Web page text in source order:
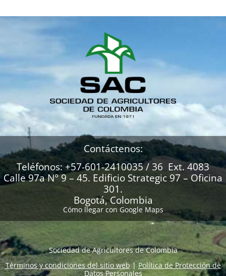
Contáctenos:
Teléfonos: +57-601-2410035 / 36 Ext. 4083
Calle 97a N° 9 – 45. Edificio Strategic 97 – Oficina
301.
Bogotá, Colombia
Cómo llegar con Google Maps
Sociedad de Agricultores de Colombia
Términos y condiciones del sitio web|Política de Protección de
Datos Personales